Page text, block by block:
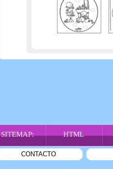
SITEMAP: HTML
CONTACTO